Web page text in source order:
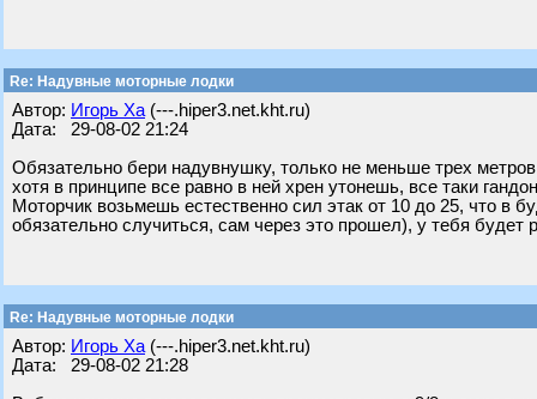
Re: Надувные моторные лодки
Автор: Игорь Ха (---.hiper3.net.kht.ru)
Дата: 29-08-02 21:24
Обязательно бери надувнушку, только не меньше трех
хотя в принципе все равно в ней хрен утонешь, все таки
Моторчик возьмешь естественно сил этак от 10 до 25, что в
обязательно случиться, сам через это прошел), у тебя будет
Re: Надувные моторные лодки
Автор: Игорь Ха (---.hiper3.net.kht.ru)
Дата: 29-08-02 21:28